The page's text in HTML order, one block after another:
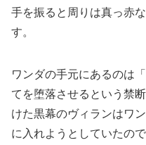
手を振ると周りは真っ赤
す。
ワンダの手元にあるのは
てを堕落させるという禁
けた黒幕のヴィランはワ
に入れようとしていたの